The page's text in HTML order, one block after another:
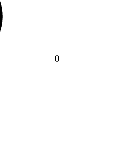
0